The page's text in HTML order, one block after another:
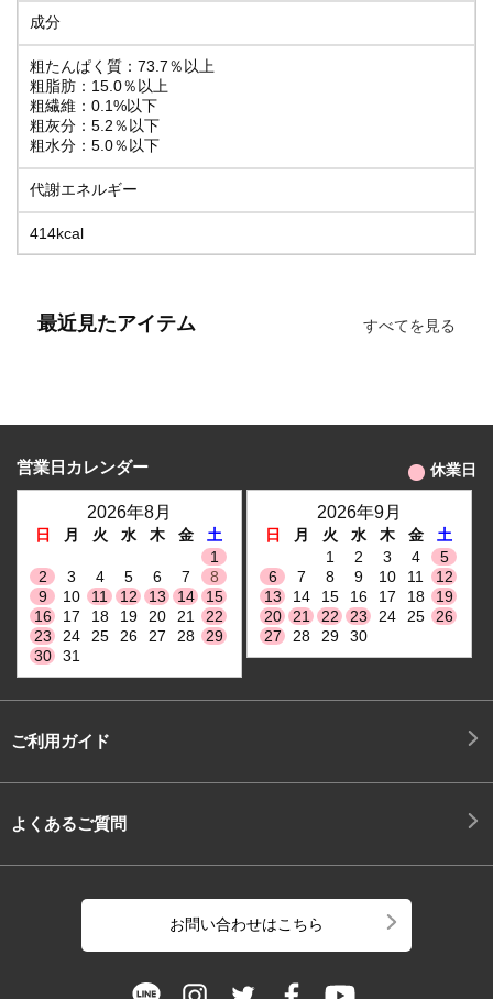
成分
粗たんぱく質：73.7％以上
粗脂肪：15.0％以上
粗繊維：0.1%以下
粗灰分：5.2％以下
粗水分：5.0％以下
代謝エネルギー
414kcal
最近見たアイテム すべてを見る
営業日カレンダー 休業日
2026年8月
日 月 火 水 木 金
土
1
2
3 4 5 6 7
8
9
10 11 12 13 14
15
16
17 18 19 20 21
22
23
24 25 26 27 28
29
30
31
2026年9月
日 月 火 水 木 金
土
1
2 3 4
5
6
7 8 9 10 11
12
13
14 15 16 17 18
19
20
21 22 23 24 25
26
27
28 29 30
ご利用ガイド
よくあるご質問
お問い合わせはこちら